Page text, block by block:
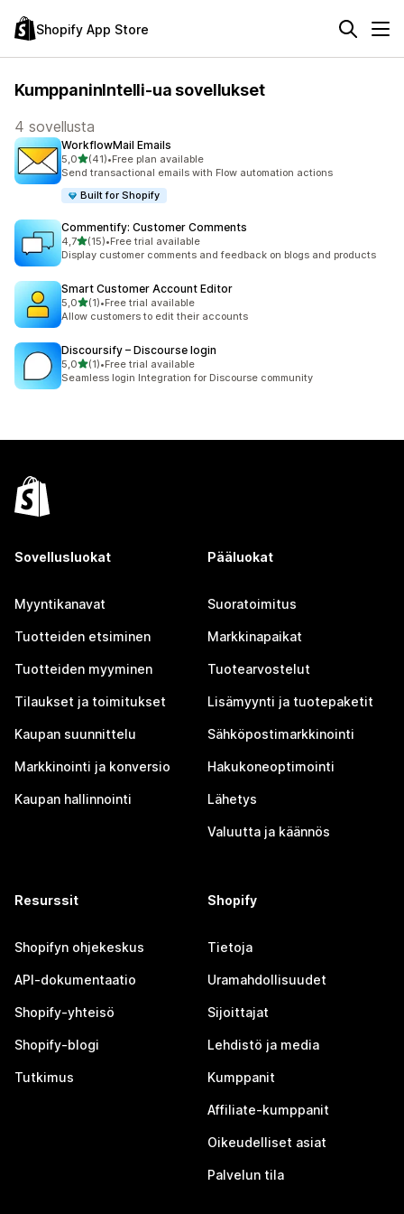
Shopify App Store
KumppaninIntelli-ua sovellukset
4 sovellusta
WorkflowMail Emails
5,0/ 5 tähteä
(41)
41 arvostelua yhteensä
•Free plan available
Send transactional emails with Flow automation actions
Built for Shopify
Commentify: Customer Comments
4,7/ 5 tähteä
(15)
15 arvostelua yhteensä
•Free trial available
Display customer comments and feedback on blogs and products
Smart Customer Account Editor
5,0/ 5 tähteä
(1)
1 arvostelua yhteensä
•Free trial available
Allow customers to edit their accounts
Discoursify – Discourse login
5,0/ 5 tähteä
(1)
1 arvostelua yhteensä
•Free trial available
Seamless login Integration for Discourse community
Sovellusluokat
Myyntikanavat
Tuotteiden etsiminen
Tuotteiden myyminen
Tilaukset ja toimitukset
Kaupan suunnittelu
Markkinointi ja konversio
Kaupan hallinnointi
Pääluokat
Suoratoimitus
Markkinapaikat
Tuotearvostelut
Lisämyynti ja tuotepaketit
Sähköpostimarkkinointi
Hakukoneoptimointi
Lähetys
Valuutta ja käännös
Resurssit
Shopifyn ohjekeskus
API-dokumentaatio
Shopify-yhteisö
Shopify-blogi
Tutkimus
Shopify
Tietoja
Uramahdollisuudet
Sijoittajat
Lehdistö ja media
Kumppanit
Affiliate-kumppanit
Oikeudelliset asiat
Palvelun tila